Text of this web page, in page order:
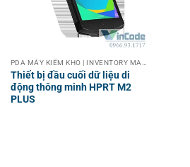
Thiết bị đầu cuối dữ liệu di
động thông minh HPRT M2
PLUS